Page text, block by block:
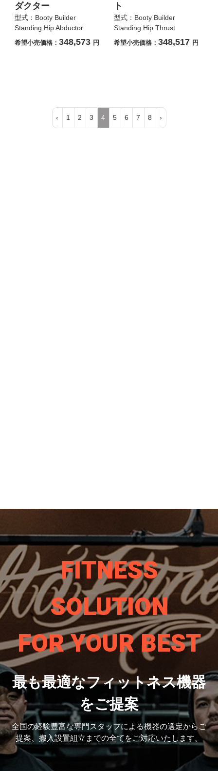
ダクター
型式：Booty Builder
Standing Hip Abductor
希望小売価格： 348,573 円
ト
型式：Booty Builder
Standing Hip Thrust
希望小売価格： 348,517 円
‹ 1 2 3 4 5 6 7 8 ›
FITNESS
SOLUTION
FOR YOUR BEST
最も最適なフィットネス機器
をご提案
全国の経験豊富な専門スタッフによる機器の選定からご
提案、搬入設置組立までの全てをご対応いたします。